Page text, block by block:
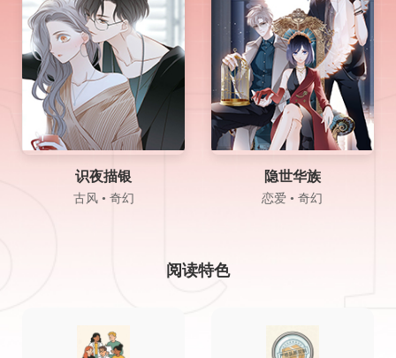
识夜描银
古风 • 奇幻
隐世华族
恋爱 • 奇幻
阅读特色